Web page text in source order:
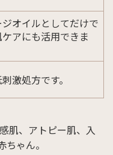
オイルとしてだけで
アにも活用できま
激処方です。
肌、アトピー肌、入
ゃん。